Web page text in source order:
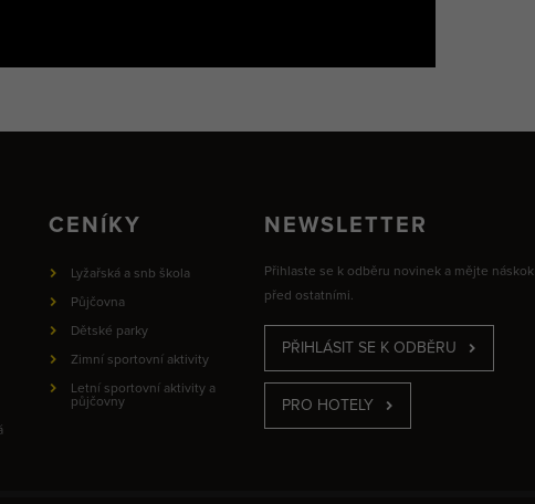
CENÍKY
Lyžařská a snb škola
Půjčovna
Dětské parky
Zimní sportovní aktivity
Letní sportovní aktivity a
půjčovny
NEWSLETTER
Přihlaste se k odběru novinek a mějte náskok
před ostatními.
PŘIHLÁSIT SE K ODBĚRU
PRO HOTELY